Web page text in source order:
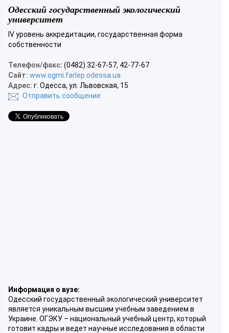
Одесский государственный экологический
университет
IV уровень аккредитации, государственная форма
собственности
Телефон/факс: (0482) 32-67-57, 42-77-67
Сайт: www.ogmi.farlep.odessa.ua
Адрес: г. Одесса, ул. Львовская, 15
Отправить сообщение
Информация о вузе:
Одесский государственный экологический университет
является уникальным высшим учебным заведением в
Украине. ОГЭКУ – национальный учебный центр, который
готовит кадры и ведет научные исследования в области